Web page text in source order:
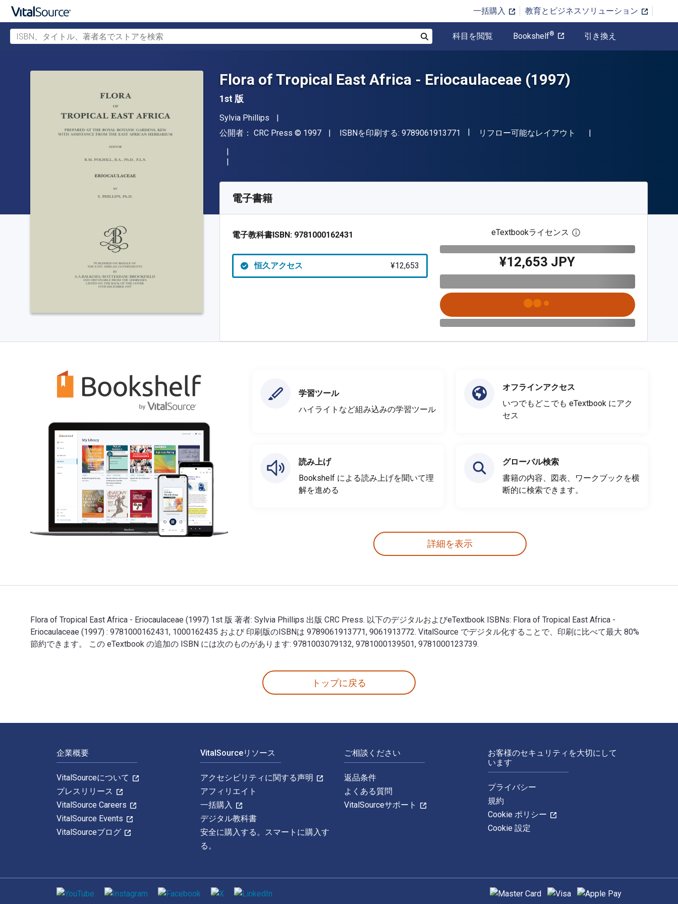
一括購入 教育とビジネスソリューション
ISBN、タイトル、著者名でストアを検索
科目を閲覧 Bookshelf® 引き換え
Flora of Tropical East Africa - Eriocaulaceae (1997)
1st 版
著者
Sylvia Phillips
出版社
公開者： CRC Press 著作権
© 1997 ISBNを印刷する: 9789061913771 "ISBN-13 9789061913771"
形式
リフロー可能なレイアウト
SKU:
電子書籍
電子教科書ISBN: 9781000162431
恒久アクセス ¥12,653
eTextbookライセンス デジタルライセンスダイ
¥12,653 JPY
学習ツール
ハイライトなど組み込みの学習ツール
読み上げ
Bookshelf による読み上げを聞いて理
解を進める
オフラインアクセス
いつでもどこでも eTextbook にアク
セス
グローバル検索
書籍の内容、図表、ワークブックを横
断的に検索できます。
詳細を表示
Flora of Tropical East Africa - Eriocaulaceae (1997) 1st 版 著者: Sylvia Phillips 出版 CRC Press. 以下のデジタルおよびeTextbook ISBNs: Flora of Tropical East Africa -
Eriocaulaceae (1997) : 9781000162431, 1000162435 および 印刷版のISBNは 9789061913771, 9061913772. VitalSource でデジタル化することで、印刷に比べて最大 80%
節約できます。 この eTextbook の追加の ISBN には次のものがあります: 9781003079132, 9781000139501, 9781000123739.
トップに戻る
企業概要
VitalSourceについて
プレスリリース
VitalSource Careers
VitalSource Events
VitalSourceブログ
VitalSourceリソース
アクセシビリティに関する声明
アフィリエイト
一括購入
デジタル教科書
安全に購入する。スマートに購入す
る。
ご相談ください
返品条件
よくある質問
VitalSourceサポート
お客様のセキュリティを大切にして
います
プライバシー
規約
Cookie ポリシー
Cookie 設定
ソーシャルメディア サポートされている支払い方法